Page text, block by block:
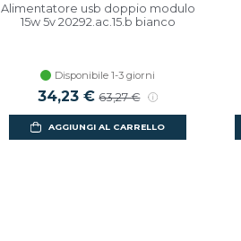
Alimentatore usb doppio modulo
15w 5v 20292.ac.15.b bianco
Disponibile 1-3 giorni
34,23 € 63,27 €
AGGIUNGI AL CARRELLO